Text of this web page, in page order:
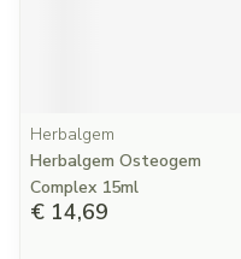
Herbalgem
Herbalgem Osteogem
Complex 15ml
€ 14,69